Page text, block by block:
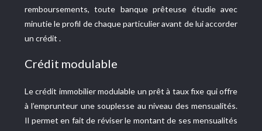
remboursements, toute banque prêteuse étudie avec
minutie le profil de chaque particulier avant de lui accorder
un crédit .
Crédit modulable
Le crédit immobilier modulable un prêt à taux fixe qui offre
à l’emprunteur une souplesse au niveau des mensualités.
Il permet en fait de réviser le montant de ses mensualités